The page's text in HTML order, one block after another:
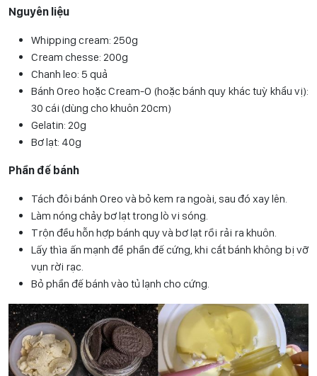
Nguyên liệu
Whipping cream: 250g
Cream chesse: 200g
Chanh leo: 5 quả
Bánh Oreo hoặc Cream-O (hoặc bánh quy khác tuỳ khẩu vị):
30 cái (dùng cho khuôn 20cm)
Gelatin: 20g
Bơ lạt: 40g
Phần đế bánh
Tách đôi bánh Oreo và bỏ kem ra ngoài, sau đó xay lên.
Làm nóng chảy bơ lạt trong lò vi sóng.
Trộn đều hỗn hợp bánh quy và bơ lạt rồi rải ra khuôn.
Lấy thìa ấn mạnh để phần đế cứng, khi cắt bánh không bị vỡ
vụn rời rạc.
Bỏ phần đế bánh vào tủ lạnh cho cứng.